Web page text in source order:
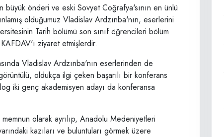
önderi ve eski Sovyet Coğrafya'sının en ünlü
olduğumuz Vladislav Ardzınba'nın, eserlerini
Tarih bölümü son sınıf öğrencileri bölüm
ziyaret etmişlerdir.
Vladislav Ardzınba'nın eserlerinden de
oldukça ilgi çeken başarılı bir konferans
iki genç akademisyen adayı da konferansa
olarak ayrılıp, Anadolu Medeniyetleri
kazıları ve buluntuları görmek üzere